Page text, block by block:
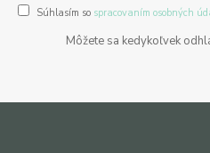
Súhlasím so spracovaním osobných
Môžete sa kedykoľvek